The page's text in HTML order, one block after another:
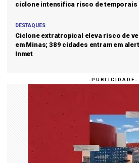
ciclone intensifica risco de temporais
DESTAQUES
Ciclone extratropical eleva risco de
em Minas; 389 cidades entram em
Inmet